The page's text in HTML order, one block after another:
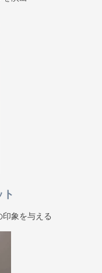
象を与える